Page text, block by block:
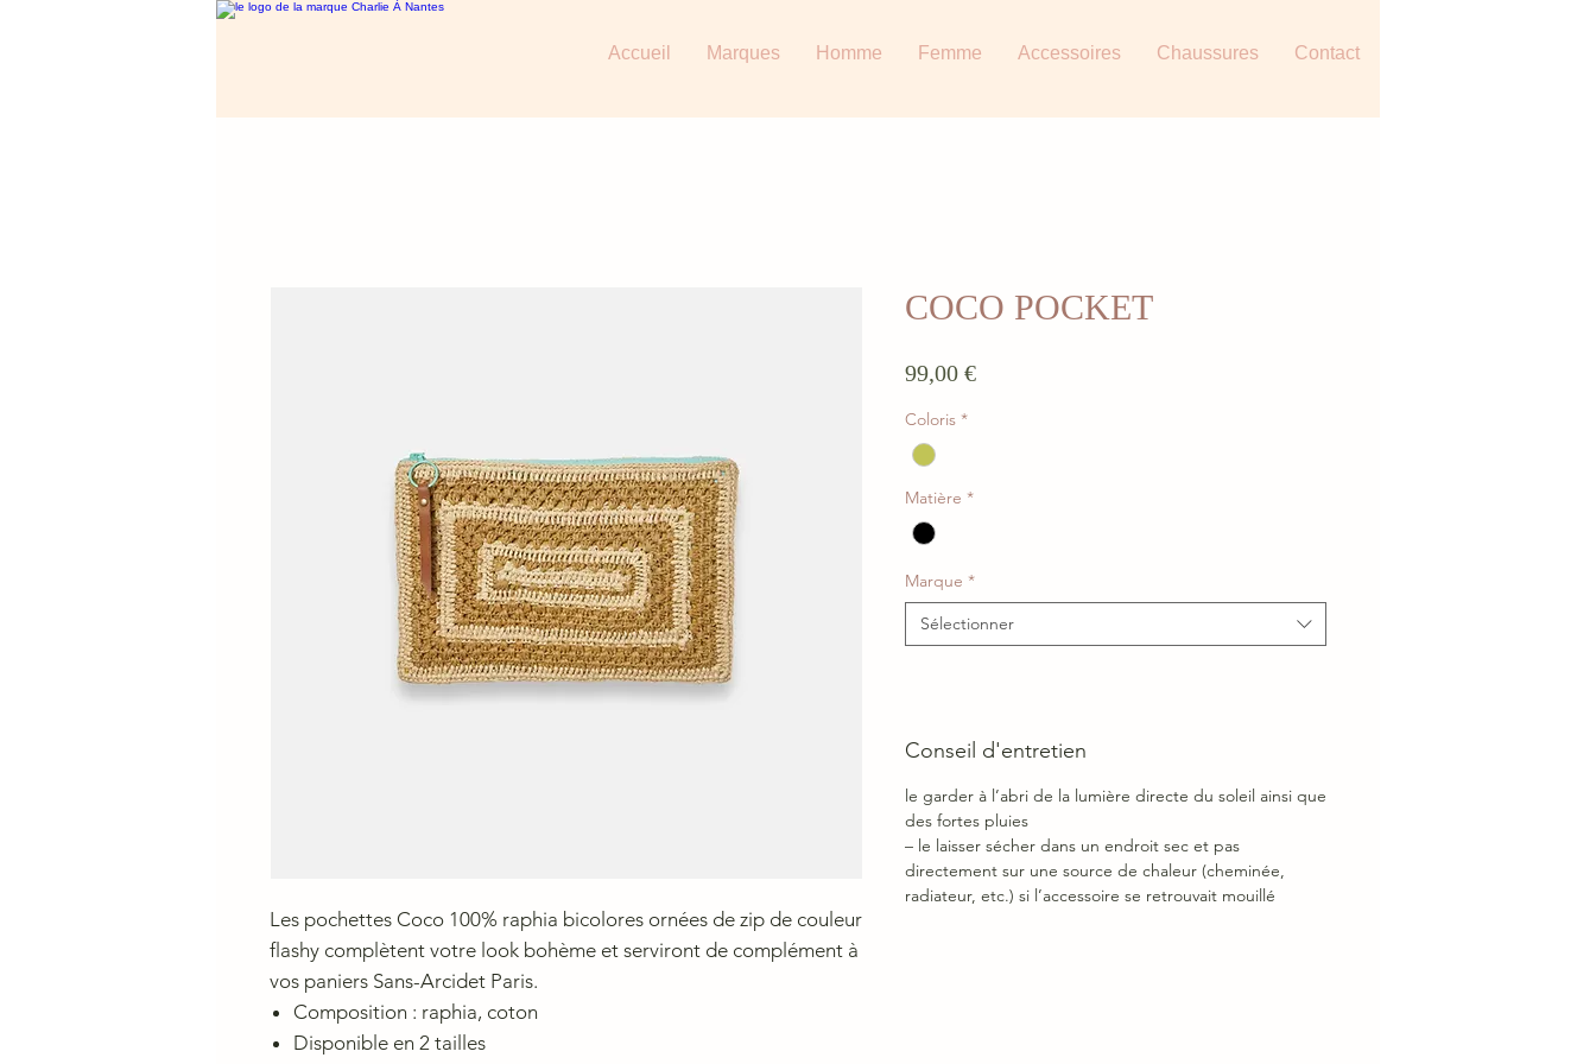
Accueil Marques Homme Femme Accessoires Chaussures Contact
Les pochettes Coco 100% raphia bicolores ornées de zip de couleur
flashy complètent votre look bohème et serviront de complément à
vos paniers Sans-Arcidet Paris.
Composition : raphia, coton
Disponible en 2 tailles
COCO POCKET
99,00 €Prix
Coloris *
Matière *
Marque *
Sélectionner
Conseil d'entretien
le garder à l’abri de la lumière directe du soleil ainsi que
des fortes pluies
– le laisser sécher dans un endroit sec et pas
directement sur une source de chaleur (cheminée,
radiateur, etc.) si l’accessoire se retrouvait mouillé